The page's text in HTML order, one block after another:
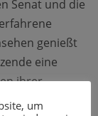
Senat und die
genießt
eine
ihrer
ihr auch ihre
um